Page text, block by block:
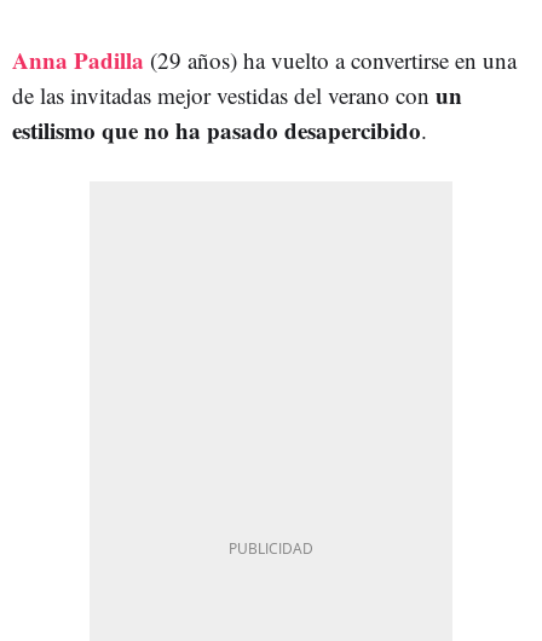
Anna Padilla (29 años) ha vuelto a convertirse en una
de las invitadas mejor vestidas del verano con un
estilismo que no ha pasado desapercibido.